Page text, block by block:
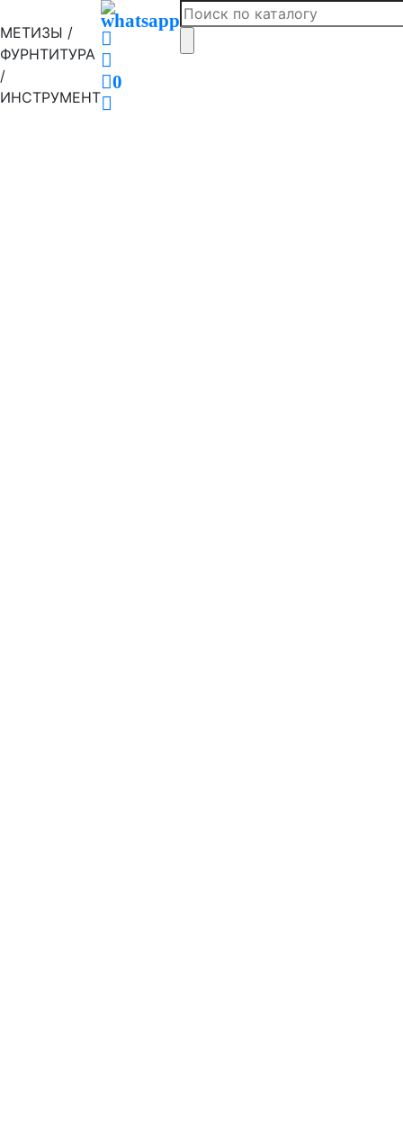
МЕТИЗЫ /
ФУРНТИТУРА
/
ИНСТРУМЕНТ
0